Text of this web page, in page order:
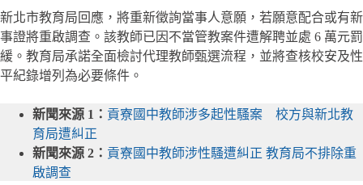
新北市教育局回應，將重新徵詢當事人意願，若願意配合或有新
事證將重啟調查。該教師已因不當管教案件遭解聘並處 6 萬元罰
緩。教育局承諾全面檢討代理教師甄選流程，並將查核校安及性
平紀錄增列為必要條件。
新聞來源 1： 貢寮國中教師涉多起性騷案 校方與新北教
育局遭糾正
新聞來源 2： 貢寮國中教師涉性騷遭糾正 教育局不排除重
啟調查